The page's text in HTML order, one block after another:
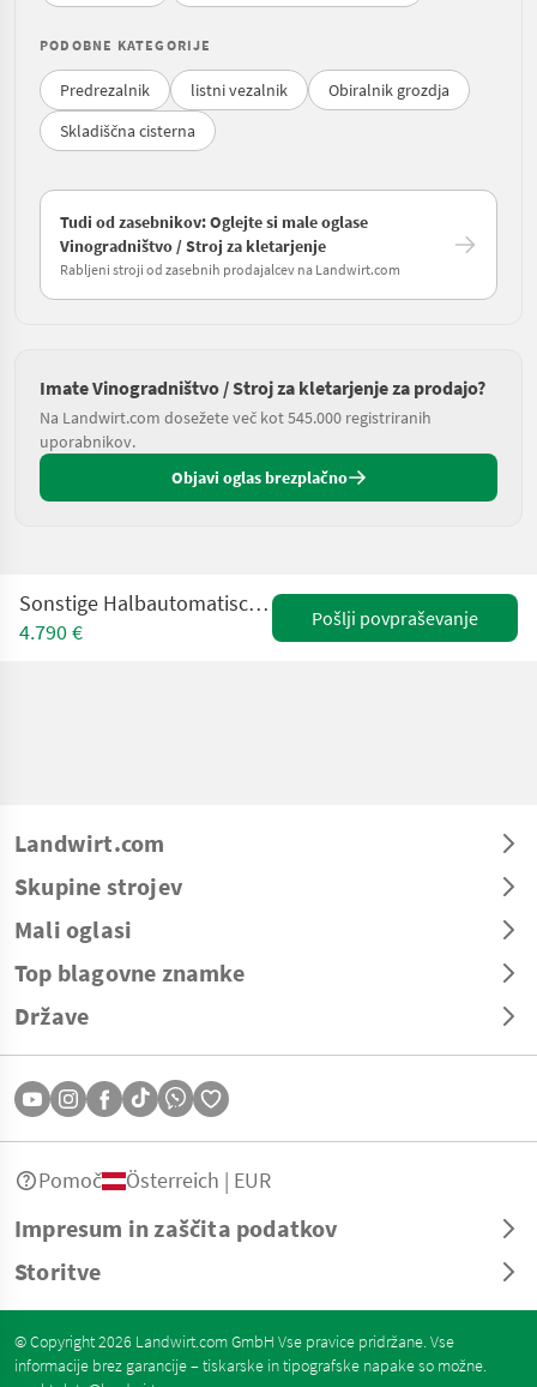
PODOBNE KATEGORIJE
Predrezalnik listni vezalnik
Obiralnik grozdja
Skladiščna cisterna
Tudi od zasebnikov: Oglejte si male oglase
Vinogradništvo / Stroj za kletarjenje
Rabljeni stroji od zasebnih prodajalcev na Landwirt.com
Imate Vinogradništvo / Stroj za kletarjenje za prodajo?
Na Landwirt.com dosežete več kot 545.000 registriranih
uporabnikov.
Objavi oglas brezplačno
Sonstige Halbautomatischer Schraubverschliesser PG2010/V
4.790 €
Pošlji povpraševanje
Landwirt.com
Skupine strojev
Mali oglasi
Top blagovne znamke
Države
Impresum in zaščita podatkov
Storitve
Pomoč Österreich | EUR
© Copyright 2026 Landwirt.com GmbH Vse pravice pridržane. Vse
informacije brez garancije – tiskarske in tipografske napake so možne.